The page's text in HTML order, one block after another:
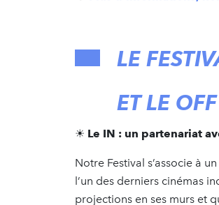
LE
ET LE OFF
☀ Le IN : un partenariat
Notre Festival s’associe à
l’un des derniers cinémas
projections en ses murs et